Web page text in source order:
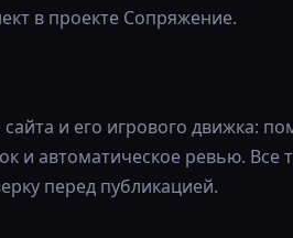
в проекте Сопряжение.
и его игрового движка:
и автоматическое ревью. Все
перед публикацией.